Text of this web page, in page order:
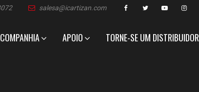
salesa@icartizan.com
COMPANHIA APOIO TORNE-SE UM DISTRIBUIDOR